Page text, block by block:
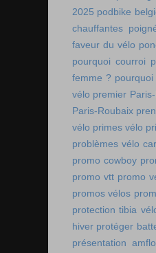
2025 podbike
chauffantes
faveur du vélo
pourquoi courroi
femme ?
vélo premier
Paris-Roubaix
vélo primes vélo
problèmes vélo
promo cowboy
promo vtt promo
promos vélos
protection tibia
hiver protéger
présentation